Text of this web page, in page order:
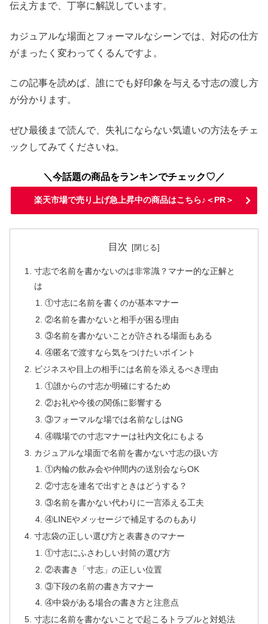
伝え方まで、丁寧に解説しています。
カジュアルな場面とフォーマルなシーンでは、対応の仕方
がまったく変わってくるんですよ。
この記事を読めば、誰にでも好印象を与える寸志の渡し方
が分かります。
ぜひ最後まで読んで、失礼にならない気遣いの方法をチェ
ックしてみてくださいね。
＼今話題の商品をランキンでチェック♡／
楽天市場で売り上げ急上昇中の商品はこちら♪＜PR＞
目次
寸志で名前を書かないのは非常識？マナー的な正解と
は
①寸志に名前を書くのが基本マナー
②名前を書かないと相手が困る理由
③名前を書かないことが許される場面もある
④匿名で渡すなら気をつけたいポイント
ビジネスや目上の相手には名前を添えるべき理由
①誰からの寸志か明確にするため
②お礼や今後の関係に影響する
③フォーマルな場では名前なしはNG
④職場での寸志マナーは社内文化にもよる
カジュアルな場面で名前を書かない寸志の扱い方
①内輪の飲み会や仲間内の送別会ならOK
②寸志を連名で出すときはどうする？
③名前を書かない代わりに一言添える工夫
④LINEやメッセージで補足するのもあり
寸志袋の正しい選び方と表書きのマナー
①寸志にふさわしい封筒の選び方
②表書き「寸志」の正しい位置
③下段の名前の書き方マナー
④中袋がある場合の書き方と注意点
寸志に名前を書かないことで起こるトラブルと対処法